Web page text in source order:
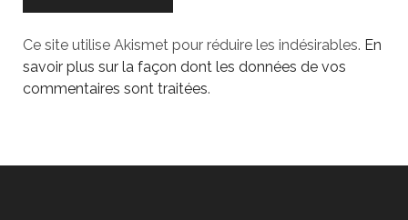
Ce site utilise Akismet pour réduire les indésirables. En
savoir plus sur la façon dont les données de vos
commentaires sont traitées.